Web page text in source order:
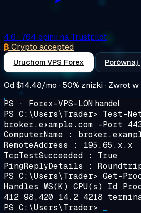
4.6 · 764 opinii na Trustpilot
₿ Crypto accepted
Uruchom VPS Forex Porównaj
Od$14.48/mo · 50% zniżki · Zwrot
PS · Forex-VPS-LON handel
PS C:\Users\Trader> Test-
broker.example.com -Port 443
ComputerName :
RemoteAddress : 195.65.x.x
TcpTestSucceeded : True
PingReplyDetails :
PS C:\Users\Trader> Get-
Handles WS(K) CPU(s) Id
412 98,420 14.2 4218
PS C:\Users\Trader>